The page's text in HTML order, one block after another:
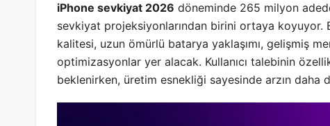
iPhone sevkiyat 2026 döneminde 265 milyon
sevkiyat projeksiyonlarından birini ortaya koyuyor.
kalitesi, uzun ömürlü batarya yaklaşımı, gelişmiş
optimizasyonlar yer alacak. Kullanıcı talebinin
beklenirken, üretim esnekliği sayesinde arzın daha